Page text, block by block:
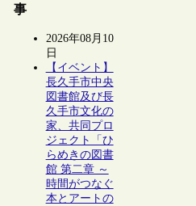
事
2026年08月10
日
【イベント】
長久手市中央
図書館及び長
久手市文化の
家、共同プロ
ジェクト「ひ
らめきの図書
館 第二章 ～
時間がつなぐ
本とアートの